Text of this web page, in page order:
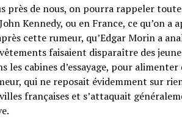
près de nous, on pourra rappeler
Kennedy, ou en France, ce qu’on a
cette rumeur, qu’Edgar Morin a
faisaient disparaître des
les cabines d’essayage, pour
qui ne reposait évidemment sur
françaises et s’attaquait